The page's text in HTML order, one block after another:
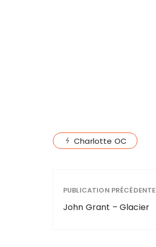
Charlotte OC
PUBLICATION PRÉCÉDENTE
John Grant – Glacier